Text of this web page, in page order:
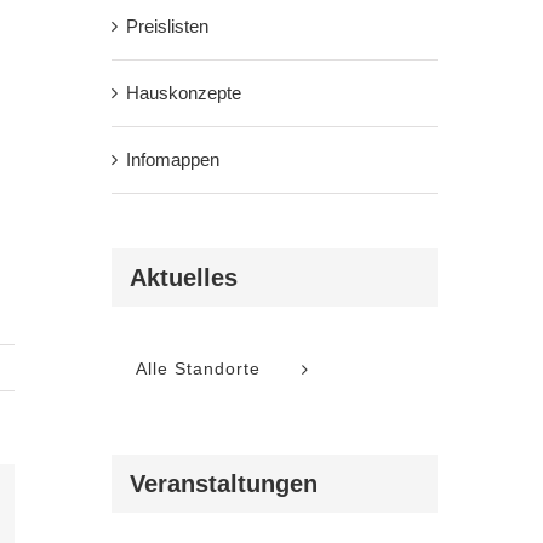
Preislisten
Hauskonzepte
Infomappen
Aktuelles
Alle Standorte
Veranstaltungen